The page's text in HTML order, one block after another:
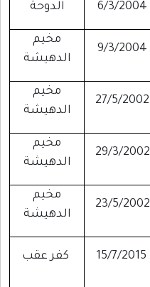
6/3/2004 الدوحة
9/3/2004
مخيم
الدهيشة
27/5/2002
مخيم
الدهيشة
29/3/2002
مخيم
الدهيشة
23/5/2002
مخيم
الدهيشة
15/7/2015